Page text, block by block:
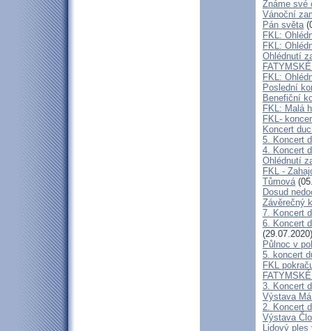
Známe své
Vánoční
Pán světa
FKL:
FKL:
Ohlédnutí
FKL:
Poslední
Benefiční
FKL: Malá
FKL-
Koncert
5. Koncert
4. Koncert
Ohlédnutí
FKL -
Tůmová
Dosud
Závěrečný
7. Koncert
6. Koncert
(29.07.2020)
Půlnoc v
5. koncert
FKL
3. Koncert
Výstava
2. Koncert
Výstava
Lidový